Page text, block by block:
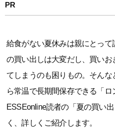
PR
給食がない夏休みは親にとっ
の買い出しは大変だし、買い
てしまうのも困りもの。そん
ら常温で長期間保存できる「ロ
ESSEonline読者の「夏の買い
く、詳しくご紹介します。